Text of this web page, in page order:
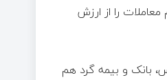
اساسی نیز ۱۲۰ میلیارد تومان سهم معاملات را از ارزش
بانک و بیمه گرد هم